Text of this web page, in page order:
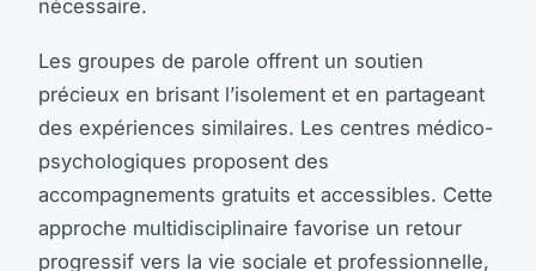
nécessaire.
Les groupes de parole offrent un soutien
précieux en brisant l’isolement et en partageant
des expériences similaires. Les centres médico-
psychologiques proposent des
accompagnements gratuits et accessibles. Cette
approche multidisciplinaire favorise un retour
progressif vers la vie sociale et professionnelle,